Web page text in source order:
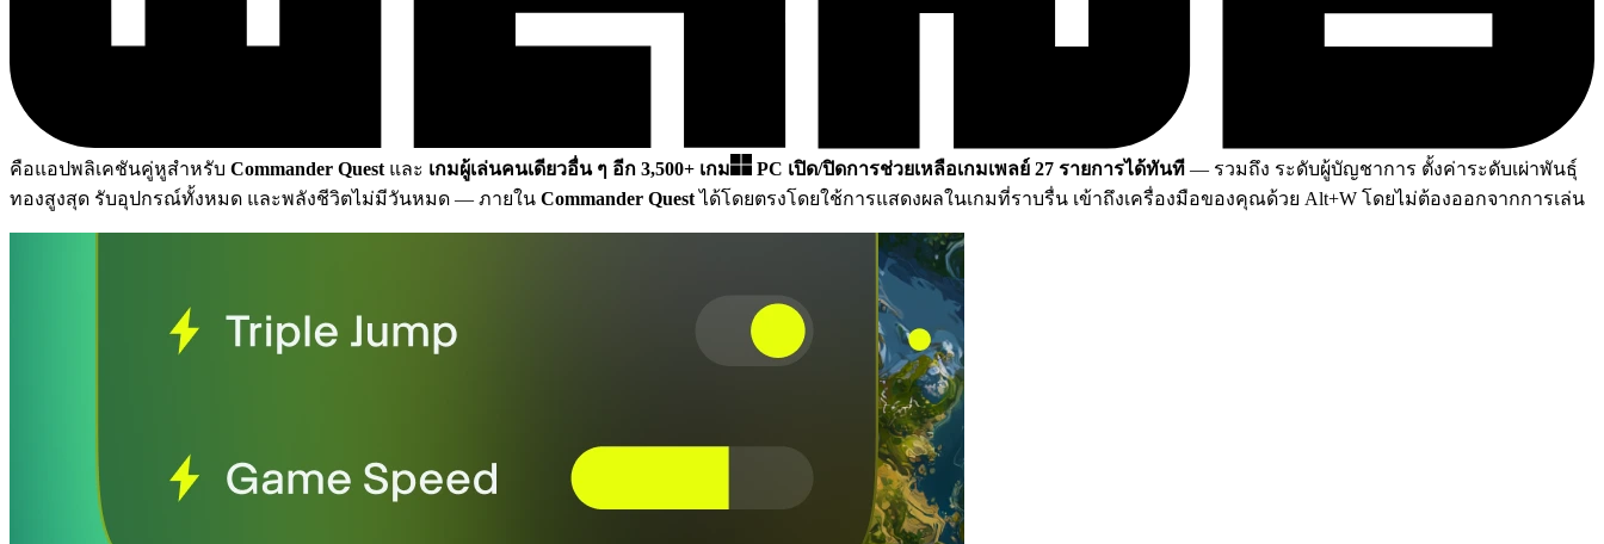
คือแอปพลิเคชันคู่หูสำหรับ Commander Quest และ เกมผู้เล่นคนเดียวอื่น ๆ อีก 3,500+ เกม PC เปิด/ปิดการช่วยเหลือเกมเพลย์ 27 รายการได้ทันที — รวมถึง ระดับผู้บัญชาการ ตั้งค่าระดับเผ่าพันธุ์
ทองสูงสุด รับอุปกรณ์ทั้งหมด และพลังชีวิตไม่มีวันหมด — ภายใน Commander Questได้โดยตรงโดยใช้การแสดงผลในเกมที่ราบรื่น เข้าถึงเครื่องมือของคุณด้วย Alt+W โดยไม่ต้องออกจากการเล่น